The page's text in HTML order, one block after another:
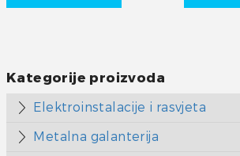
Kategorije proizvoda
Elektroinstalacije i rasvjeta
Metalna galanterija